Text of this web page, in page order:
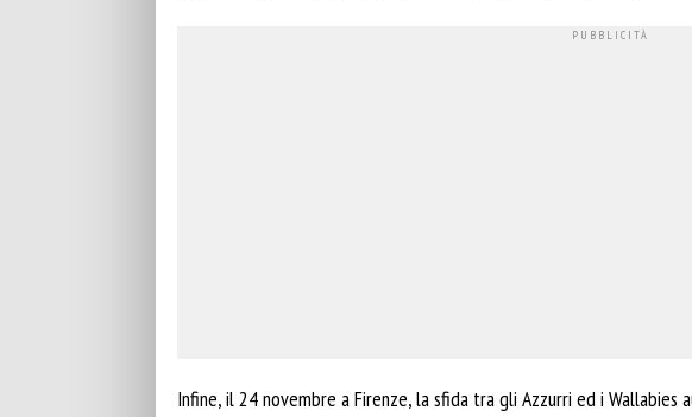
Infine, il 24 novembre a Firenze, la sfida tra gli Azzurri ed i Wallabies